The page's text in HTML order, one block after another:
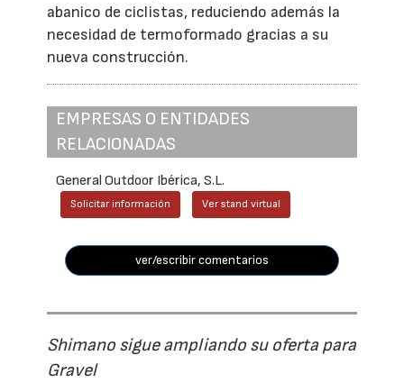
abanico de ciclistas, reduciendo además la
necesidad de termoformado gracias a su
nueva construcción.
EMPRESAS O ENTIDADES
RELACIONADAS
General Outdoor Ibérica, S.L.
Solicitar información Ver stand virtual
ver/escribir comentarios
Shimano sigue ampliando su oferta para
Gravel